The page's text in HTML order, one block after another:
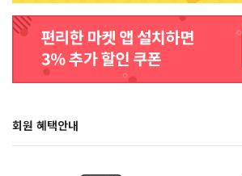
회원 혜택안내